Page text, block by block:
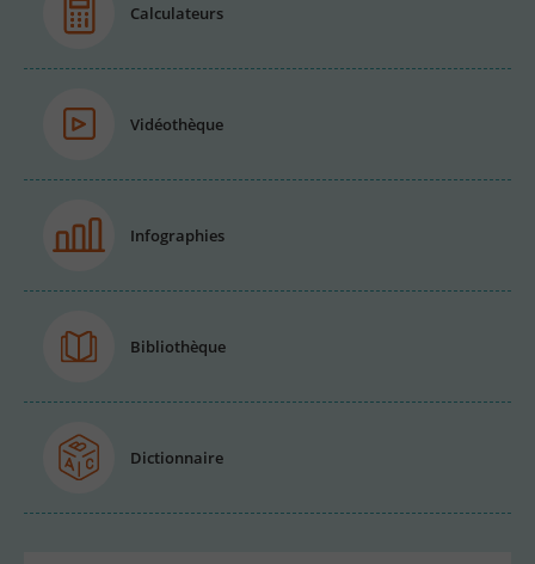
Calculateurs
Vidéothèque
Infographies
Bibliothèque
Dictionnaire